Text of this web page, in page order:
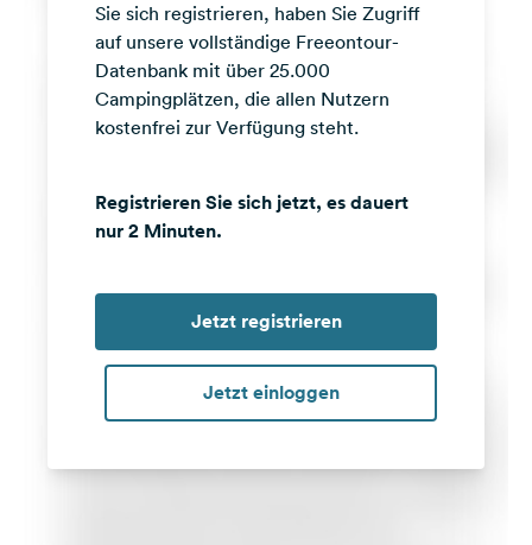
Instagram
Sie sich registrieren, haben Sie Zugriff
auf unsere vollständige Freeontour-
Datenbank mit über 25.000
Campingplätzen, die allen Nutzern
kostenfrei zur Verfügung steht.
Registrieren Sie sich jetzt, es dauert
nur 2 Minuten.
Jetzt registrieren
Jetzt einloggen